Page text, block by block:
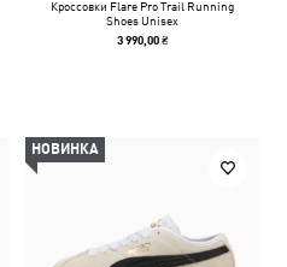
Кроссовки Flare Pro Trail Running
Shoes Unisex
3 990,00 ₴
НОВИНКА